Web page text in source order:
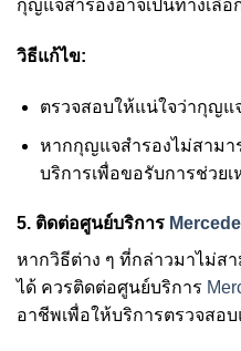
กุญแจสำรองอาจเป็นทางเลื
วิธีแก้ไข:
ตรวจสอบให้แน่ใจว่ากุญแ
หากกุญแจสำรองไม่สามา
บริการเพื่อขอรับการช่วยเ
5. ติดต่อศูนย์บริการ
หากวิธีต่าง ๆ ที่กล่าวมาไม่ส
ได้ ควรติดต่อศูนย์บริการ
อาชีพเพื่อให้บริการตรวจสอ